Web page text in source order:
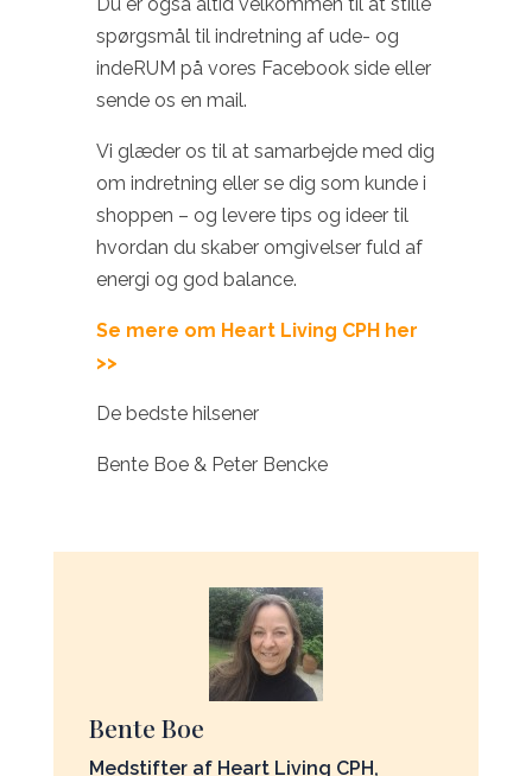
spørgsmål til indretning af ude- og
indeRUM på vores Facebook side eller
sende os en mail.
Vi glæder os til at samarbejde med dig
om indretning eller se dig som kunde i
shoppen – og levere tips og ideer til
hvordan du skaber omgivelser fuld af
energi og god balance.
Se mere om Heart Living CPH her
>>
De bedste hilsener
Bente Boe & Peter Bencke
Bente Boe
Medstifter af Heart Living CPH,